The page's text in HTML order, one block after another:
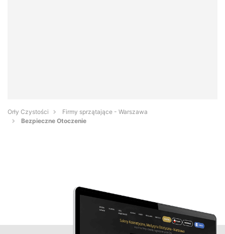
Orły Czystości
Firmy sprzątające - Warszawa
Bezpieczne Otoczenie